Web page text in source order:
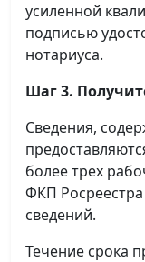
усиленной
подписью
нотариуса.
Шаг 3.
Сведения,
более трех
ФКП
сведений.
Течение срока